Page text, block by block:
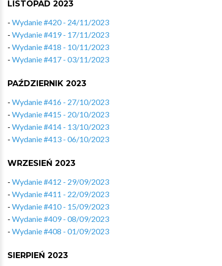
LISTOPAD 2023
- Wydanie #420 - 24/11/2023
- Wydanie #419 - 17/11/2023
- Wydanie #418 - 10/11/2023
- Wydanie #417 - 03/11/2023
PAŹDZIERNIK 2023
- Wydanie #416 - 27/10/2023
- Wydanie #415 - 20/10/2023
- Wydanie #414 - 13/10/2023
- Wydanie #413 - 06/10/2023
WRZESIEŃ 2023
- Wydanie #412 - 29/09/2023
- Wydanie #411 - 22/09/2023
- Wydanie #410 - 15/09/2023
- Wydanie #409 - 08/09/2023
- Wydanie #408 - 01/09/2023
SIERPIEŃ 2023